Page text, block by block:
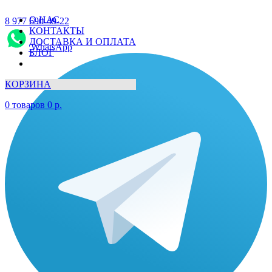
О НАС
КОНТАКТЫ
ДОСТАВКА И ОПЛАТА
БЛОГ
КОРЗИНА
0 товаров 0 р.
8 977 690-49-22
WhatsApp